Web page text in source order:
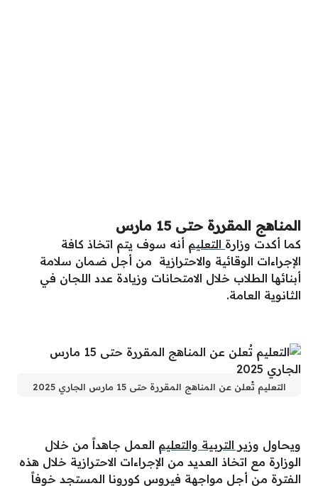
المناهج المقررة حتى 15 مارس
كما أكدت وزارة التعليم أنه سوف يتم اتخاذ كافة
الإجراءات الوقائية والاحترازية من أجل ضمان سلامة
أبنائها الطلاب خلال الامتحانات وزيادة عدد اللجان في
الثانوية العامة.
التعليم تُعلن عن المناهج المقررة حتى 15 مارس الجاري 2025
ويحاول وزير التربية والتعليم العمل جاهداً من خلال
الوزارة مع اتخاذ العديد من الإجراءات الاحترازية خلال هذه
الفترة من أجل مواجهة فيروس كورونا المستجد خوفاً